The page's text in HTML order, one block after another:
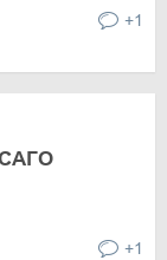
+1
+1